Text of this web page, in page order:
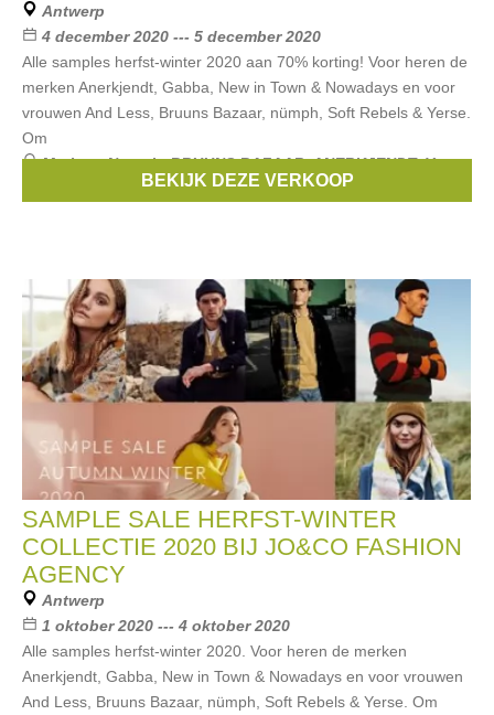
Antwerp
4 december 2020 --- 5 december 2020
Alle samples herfst-winter 2020 aan 70% korting! Voor heren de
merken Anerkjendt, Gabba, New in Town & Nowadays en voor
vrouwen And Less, Bruuns Bazaar, nümph, Soft Rebels & Yerse.
Om
Merken:Numph,BRUUNS BAZAAR,ANERKJENDT,Yerse,
BEKIJK DEZE VERKOOP
SAMPLE SALE HERFST-WINTER
COLLECTIE 2020 BIJ JO&CO FASHION
AGENCY
Antwerp
1 oktober 2020 --- 4 oktober 2020
Alle samples herfst-winter 2020. Voor heren de merken
Anerkjendt, Gabba, New in Town & Nowadays en voor vrouwen
And Less, Bruuns Bazaar, nümph, Soft Rebels & Yerse. Om